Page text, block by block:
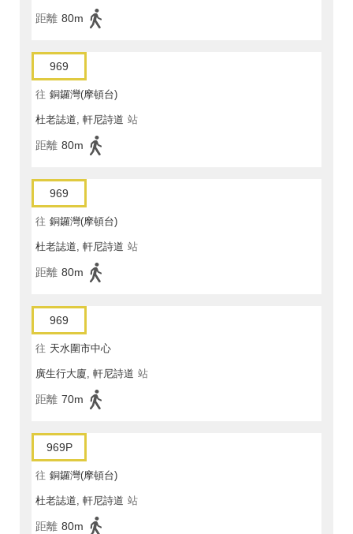
距離 80m
969
往 銅鑼灣(摩頓台)
杜老誌道, 軒尼詩道 站
距離 80m
969
往 銅鑼灣(摩頓台)
杜老誌道, 軒尼詩道 站
距離 80m
969
往 天水圍市中心
廣生行大廈, 軒尼詩道 站
距離 70m
969P
往 銅鑼灣(摩頓台)
杜老誌道, 軒尼詩道 站
距離 80m